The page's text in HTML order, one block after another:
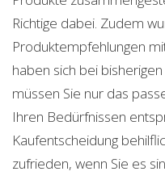
Richtige dabei. Zudem
Produktempfehlungen
haben sich bei
müssen Sie nur das
Ihren Bedürfnissen
Kaufentscheidung
zufrieden, wenn Sie es